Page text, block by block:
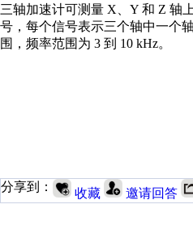
三轴加速计可测量 X、Y 和 Z 轴
号，每个信号表示三个轴中一个
围，频率范围为 3 到 10 kHz。
分享到： 收藏 邀请回答